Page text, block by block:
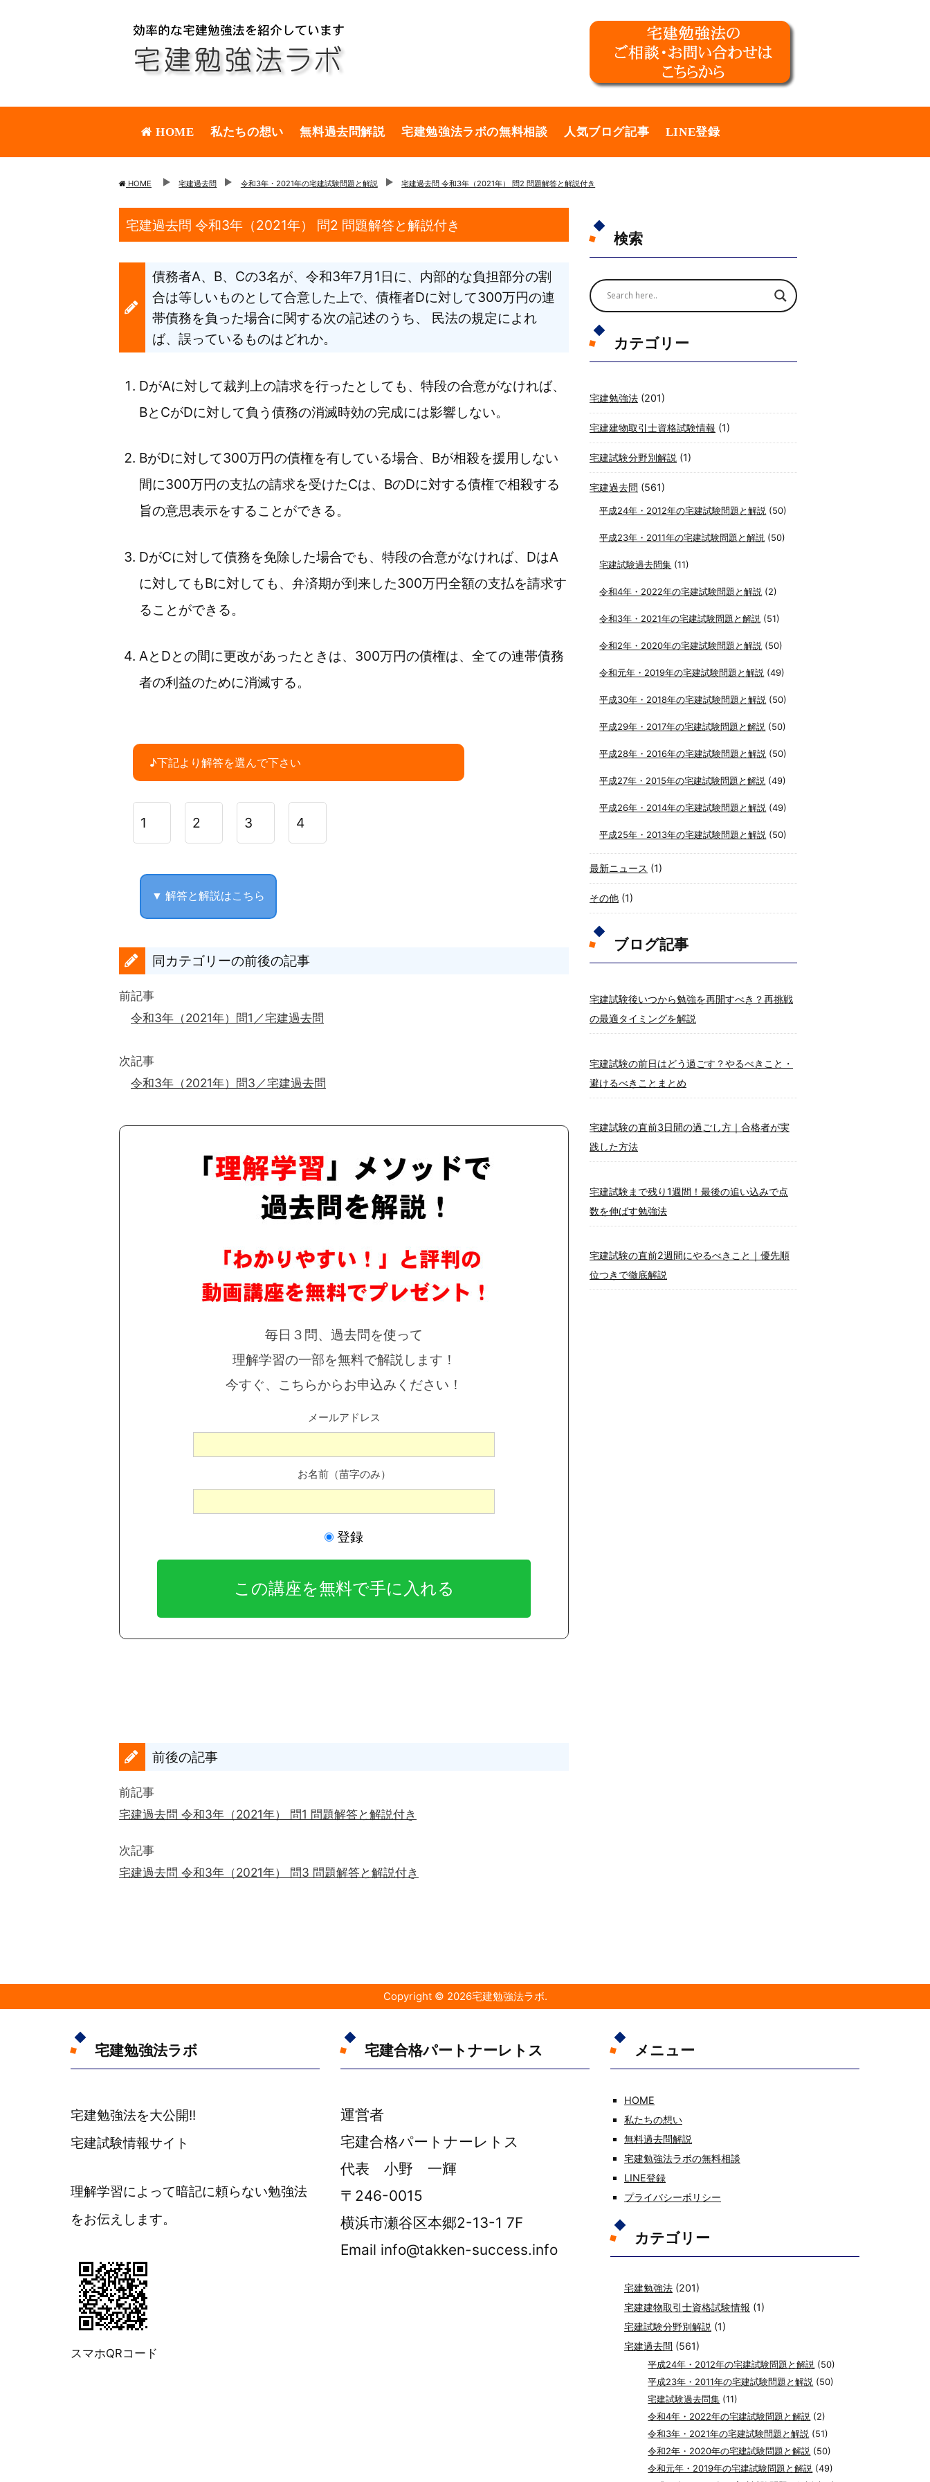
HOME 私たちの想い 無料過去問解説 宅建勉強法ラボの無料相談 人気ブログ記事 LINE登録
HOME 宅建過去問 令和3年・2021年の宅建試験問題と解説 宅建過去問 令和3年（2021年） 問2 問題解答と解説付き
宅建過去問 令和3年（2021年） 問2 問題解答と解説付き
債務者A、B、Cの3名が、令和3年7月1日に、内部的な負担部分の割
合は等しいものとして合意した上で、債権者Dに対して300万円の連
帯債務を負った場合に関する次の記述のうち、 民法の規定によれ
ば、誤っているものはどれか。
DがAに対して裁判上の請求を行ったとしても、特段の合意がなければ、
BとCがDに対して負う債務の消滅時効の完成には影響しない。
BがDに対して300万円の債権を有している場合、Bが相殺を援用しない
間に300万円の支払の請求を受けたCは、BのDに対する債権で相殺する
旨の意思表示をすることができる。
DがCに対して債務を免除した場合でも、特段の合意がなければ、DはA
に対してもBに対しても、弁済期が到来した300万円全額の支払を請求す
ることができる。
AとDとの間に更改があったときは、300万円の債権は、全ての連帯債務
者の利益のために消滅する。
♪下記より解答を選んで下さい
1 2 3 4
▼ 解答と解説はこちら
同カテゴリーの前後の記事
前記事
令和3年（2021年）問1／宅建過去問
次記事
令和3年（2021年）問3／宅建過去問
毎日３問、過去問を使って
理解学習の一部を無料で解説します！
今すぐ、こちらからお申込みください！
メールアドレス
お名前（苗字のみ）
登録
前後の記事
前記事
宅建過去問 令和3年（2021年） 問1 問題解答と解説付き
次記事
宅建過去問 令和3年（2021年） 問3 問題解答と解説付き
検索
カテゴリー
宅建勉強法 (201)
宅建建物取引士資格試験情報 (1)
宅建試験分野別解説 (1)
宅建過去問 (561)
平成24年・2012年の宅建試験問題と解説 (50)
平成23年・2011年の宅建試験問題と解説 (50)
宅建試験過去問集 (11)
令和4年・2022年の宅建試験問題と解説 (2)
令和3年・2021年の宅建試験問題と解説 (51)
令和2年・2020年の宅建試験問題と解説 (50)
令和元年・2019年の宅建試験問題と解説 (49)
平成30年・2018年の宅建試験問題と解説 (50)
平成29年・2017年の宅建試験問題と解説 (50)
平成28年・2016年の宅建試験問題と解説 (50)
平成27年・2015年の宅建試験問題と解説 (49)
平成26年・2014年の宅建試験問題と解説 (49)
平成25年・2013年の宅建試験問題と解説 (50)
最新ニュース (1)
その他 (1)
ブログ記事
宅建試験後いつから勉強を再開すべき？再挑戦
の最適タイミングを解説
宅建試験の前日はどう過ごす？やるべきこと・
避けるべきことまとめ
宅建試験の直前3日間の過ごし方｜合格者が実
践した方法
宅建試験まで残り1週間！最後の追い込みで点
数を伸ばす勉強法
宅建試験の直前2週間にやるべきこと｜優先順
位つきで徹底解説
Copyright © 2026宅建勉強法ラボ.
宅建勉強法ラボ
宅建勉強法を大公開!!
宅建試験情報サイト
理解学習によって暗記に頼らない勉強法
をお伝えします。
スマホQRコード
宅建合格パートナーレトス
運営者
宅建合格パートナーレトス
代表 小野 一輝
〒246-0015
横浜市瀬谷区本郷2-13-1 7F
Email info@takken-success.info
メニュー
HOME
私たちの想い
無料過去問解説
宅建勉強法ラボの無料相談
LINE登録
プライバシーポリシー
カテゴリー
宅建勉強法 (201)
宅建建物取引士資格試験情報 (1)
宅建試験分野別解説 (1)
宅建過去問 (561)
平成24年・2012年の宅建試験問題と解説 (50)
平成23年・2011年の宅建試験問題と解説 (50)
宅建試験過去問集 (11)
令和4年・2022年の宅建試験問題と解説 (2)
令和3年・2021年の宅建試験問題と解説 (51)
令和2年・2020年の宅建試験問題と解説 (50)
令和元年・2019年の宅建試験問題と解説 (49)